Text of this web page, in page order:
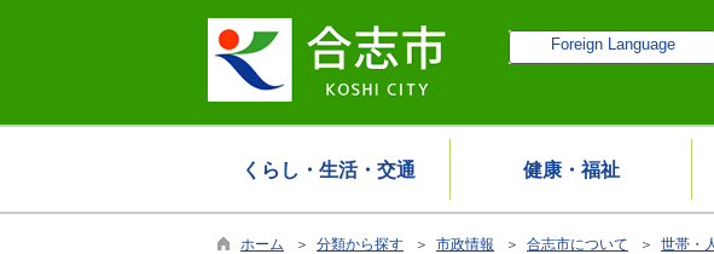
Foreign Language
くらし・生活・交通 健康・福祉
ホーム ＞ 分類から探す ＞ 市政情報 ＞ 合志市について ＞ 世帯・